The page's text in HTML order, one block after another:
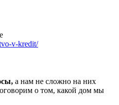
v-kredit/
а нам не сложно на них
о том, какой дом мы